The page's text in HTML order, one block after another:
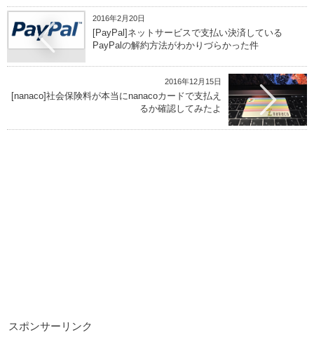
2016年2月20日
[PayPal]ネットサービスで支払い決済している
PayPalの解約方法がわかりづらかった件
2016年12月15日
[nanaco]社会保険料が本当にnanacoカードで支払え
るか確認してみたよ
スポンサーリンク